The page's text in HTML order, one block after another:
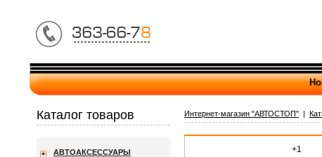
Интернет-магазин "АВТОСТОП" |
+1
Каталог товаров
АВТОАКСЕССУАРЫ